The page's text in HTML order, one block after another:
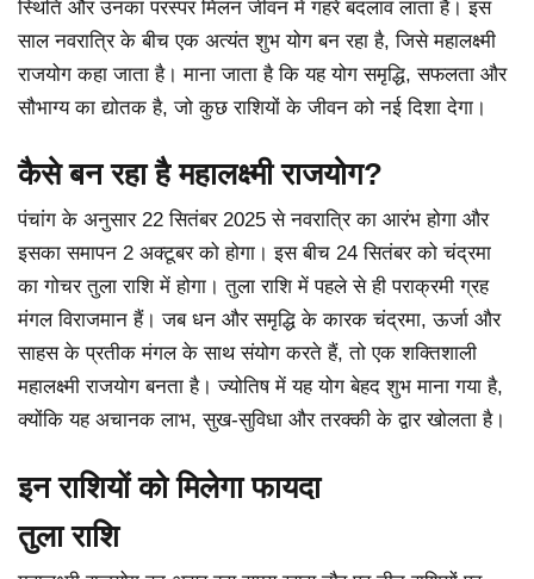
स्थिति और उनका परस्पर मिलन जीवन में गहरे बदलाव लाता है। इस
साल नवरात्रि के बीच एक अत्यंत शुभ योग बन रहा है, जिसे महालक्ष्मी
राजयोग कहा जाता है। माना जाता है कि यह योग समृद्धि, सफलता और
सौभाग्य का द्योतक है, जो कुछ राशियों के जीवन को नई दिशा देगा।
कैसे बन रहा है महालक्ष्मी राजयोग?
पंचांग के अनुसार 22 सितंबर 2025 से नवरात्रि का आरंभ होगा और
इसका समापन 2 अक्टूबर को होगा। इस बीच 24 सितंबर को चंद्रमा
का गोचर तुला राशि में होगा। तुला राशि में पहले से ही पराक्रमी ग्रह
मंगल विराजमान हैं। जब धन और समृद्धि के कारक चंद्रमा, ऊर्जा और
साहस के प्रतीक मंगल के साथ संयोग करते हैं, तो एक शक्तिशाली
महालक्ष्मी राजयोग बनता है। ज्योतिष में यह योग बेहद शुभ माना गया है,
क्योंकि यह अचानक लाभ, सुख-सुविधा और तरक्की के द्वार खोलता है।
इन राशियों को मिलेगा फायदा
तुला राशि